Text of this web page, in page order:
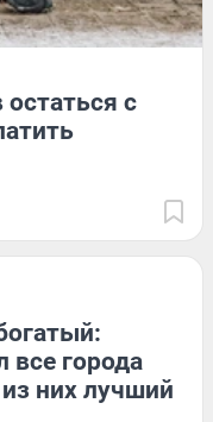
с
все города
них лучший